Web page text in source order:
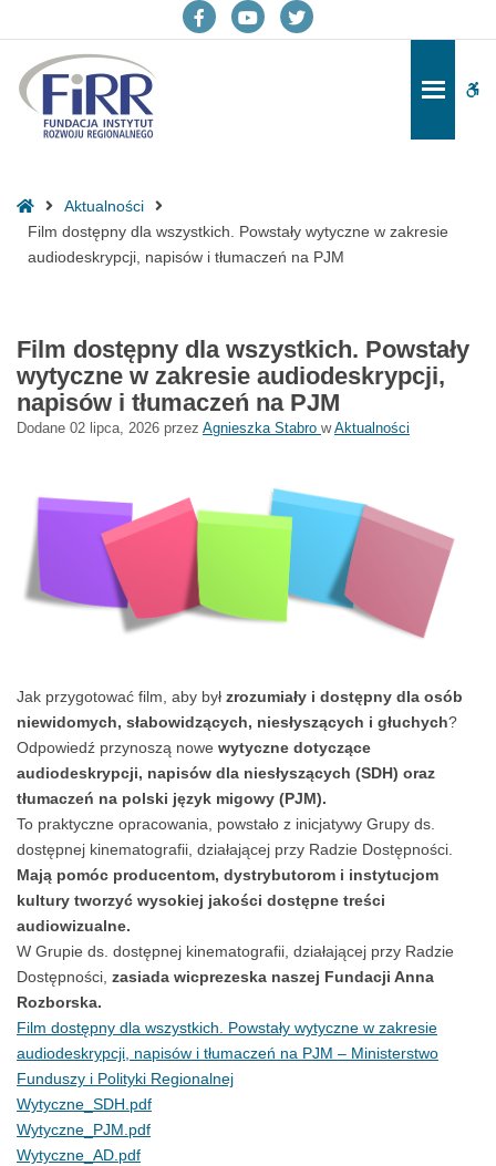
dostępny
wszystkich.
Powstały
wytyczne
audiodeskrypcji,
napisów
PJM
Fundacja
Instytut
w w w
Strona
główna
Aktualności
Film dostępny dla wszystkich. Powstały wytyczne w zakresie
audiodeskrypcji, napisów i tłumaczeń na PJM
Film dostępny dla wszystkich. Powstały
wytyczne w zakresie audiodeskrypcji,
napisów i tłumaczeń na PJM
Dodane 02 lipca, 2026 przez Agnieszka Stabro wAktualności
Jak przygotować film, aby był zrozumiały i dostępny dla osób
niewidomych, słabowidzących, niesłyszących i głuchych?
Odpowiedź przynoszą nowe wytyczne dotyczące
audiodeskrypcji, napisów dla niesłyszących (SDH) oraz
tłumaczeń na polski język migowy (PJM).
To praktyczne opracowania, powstało z inicjatywy Grupy ds.
dostępnej kinematografii, działającej przy Radzie Dostępności.
Mają pomóc producentom, dystrybutorom i instytucjom
kultury tworzyć wysokiej jakości dostępne treści
audiowizualne.
W Grupie ds. dostępnej kinematografii, działającej przy Radzie
Dostępności, zasiada wicprezeska naszej Fundacji Anna
Rozborska.
Film dostępny dla wszystkich. Powstały wytyczne w zakresie
audiodeskrypcji, napisów i tłumaczeń na PJM – Ministerstwo
Funduszy i Polityki Regionalnej
Wytyczne_SDH.pdf
Wytyczne_PJM.pdf
Wytyczne_AD.pdf